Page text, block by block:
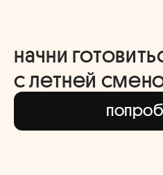
начни
с летней